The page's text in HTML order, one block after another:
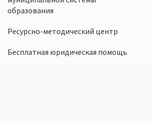
образования
Ресурсно-методический центр
Бесплатная юридическая помощь